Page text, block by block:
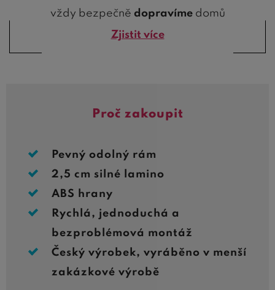
vždy bezpečně dopravímedomů
Zjistit více
Proč zakoupit
Pevný odolný rám
2,5 cm silné lamino
ABS hrany
Rychlá, jednoduchá a
bezproblémová montáž
Český výrobek, vyráběno v menší
zakázkové výrobě